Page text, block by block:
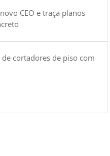
CEO e traça planos
cortadores de piso com